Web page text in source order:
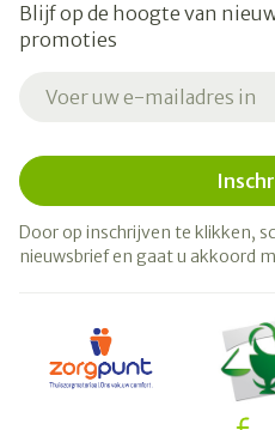
Blijf op de hoogte van
promoties
Door op inschrijven te klikken,
nieuwsbrief en gaat u akkoord